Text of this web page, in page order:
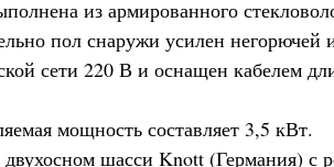
из армированного
пол снаружи усилен негорючей
сети 220 В и оснащен кабелем
мощность составляет 3,5 кВт.
шасси Knott (Германия) с